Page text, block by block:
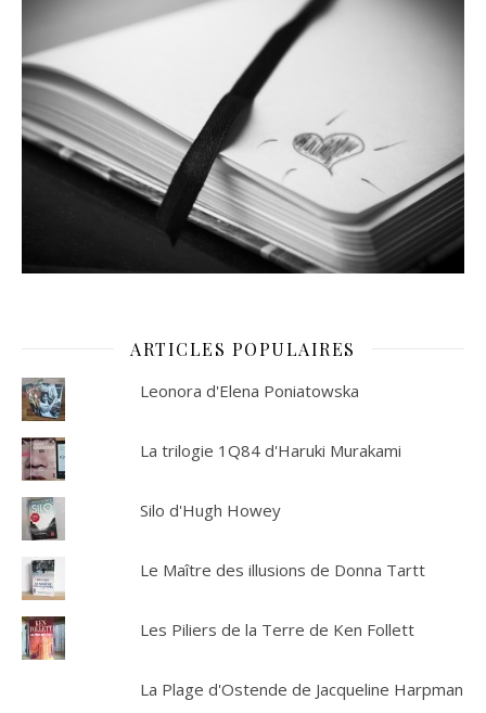
ARTICLES POPULAIRES
Leonora d'Elena Poniatowska
La trilogie 1Q84 d'Haruki Murakami
Silo d'Hugh Howey
Le Maître des illusions de Donna Tartt
Les Piliers de la Terre de Ken Follett
La Plage d'Ostende de Jacqueline Harpman